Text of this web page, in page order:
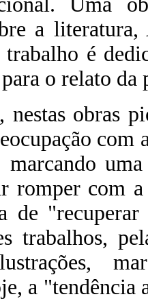
a
trabalho é
o relato
nestas obras
romper com
de "recuperar
trabalhos,
a "tendência